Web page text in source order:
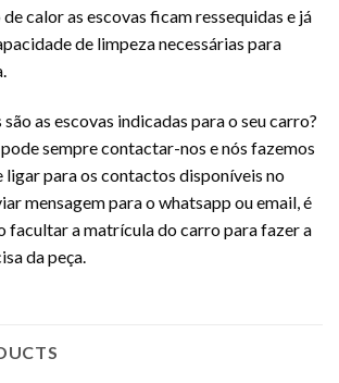
calor as escovas ficam ressequidas e já
de limpeza necessárias para
as escovas indicadas para o seu carro?
sempre contactar-nos e nós fazemos
ligar para os contactos disponíveis no
mensagem para o whatsapp ou email, é
facultar a matrícula do carro para fazer a
da peça.